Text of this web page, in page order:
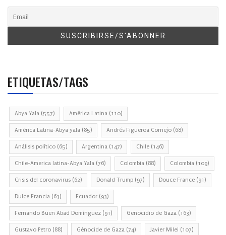
ETIQUETAS/TAGS
Abya Yala (557) América Latina (110)
América Latina-Abya yala (85) Andrés Figueroa Cornejo (68)
Análisis político (65) Argentina (147) Chile (146)
Chile-America latina-Abya Yala (76) Colombia (88) Colombia (109)
Crisis del coronavirus (62) Donald Trump (97) Douce France (91)
Dulce Francia (63) Ecuador (93)
Fernando Buen Abad Domínguez (91) Genocidio de Gaza (163)
Gustavo Petro (88) Génocide de Gaza (74) Javier Milei (107)